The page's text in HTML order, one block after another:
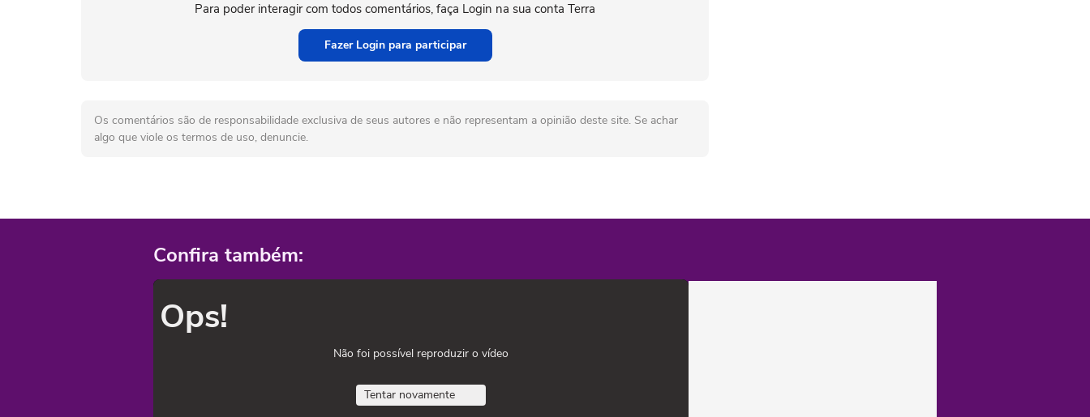
Para poder interagir com todos comentários, faça Login na sua conta Terra
Fazer Login para participar
Os comentários são de responsabilidade exclusiva de seus autores e não representam a opinião deste site. Se achar
algo que viole os termos de uso, denuncie.
Confira também:
Ops!
Não foi possível reproduzir o vídeo
Tentar novamente